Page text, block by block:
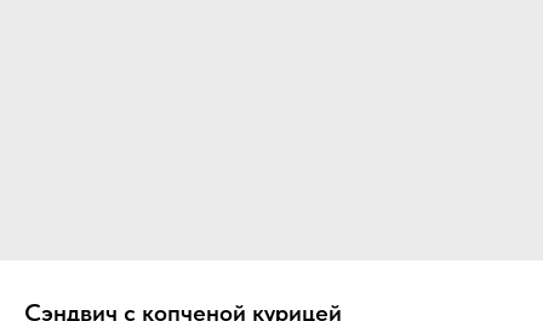
Сэндвич с копченой курицей